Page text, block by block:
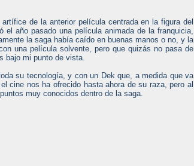
de la anterior película centrada en la figura del
el año pasado una película animada de la franquicia,
la saga había caído en buenas manos o no, y la
una película solvente, pero que quizás no pasa de
bajo mi punto de vista.
su tecnología, y con un Dek que, a medida que va
cine nos ha ofrecido hasta ahora de su raza, pero al
muy conocidos dentro de la saga.